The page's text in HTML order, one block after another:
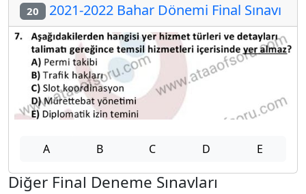
20 2021-2022 Bahar Dönemi Final Sınavı
A B C D E
Diğer Final Deneme Sınavları